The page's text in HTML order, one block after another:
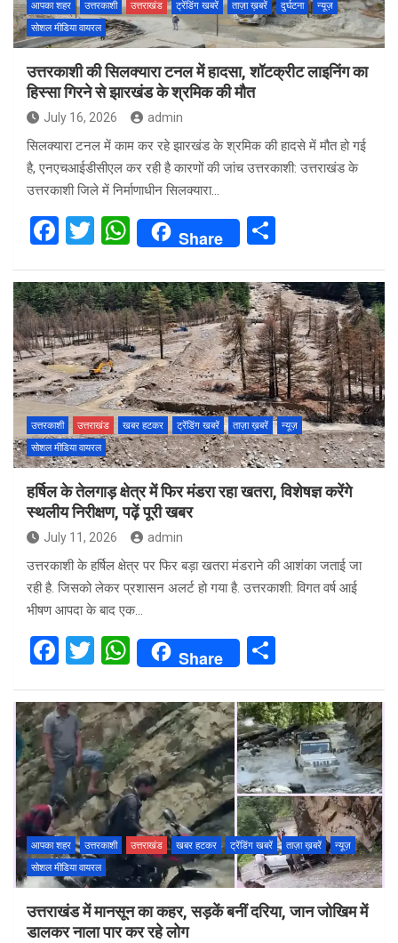
आपका शहर उत्तरकाशी उत्तराखंड ट्रेंडिंग खबरें ताज़ा ख़बरें दुर्घटना
न्यूज़
सोशल मीडिया वायरल
उत्तरकाशी की सिलक्यारा टनल में हादसा, शॉटक्रीट लाइनिंग का
हिस्सा गिरने से झारखंड के श्रमिक की मौत
July 16, 2026 admin
सिलक्यारा टनल में काम कर रहे झारखंड के श्रमिक की हादसे में मौत हो गई
है, एनएचआईडीसीएल कर रही है कारणों की जांच उत्तरकाशी: उत्तराखंड के
उत्तरकाशी जिले में निर्माणाधीन सिलक्यारा…
F
ce
b
o
o
k
T
tt
er
W
h
at
s
A
p
p
Share
ar
e
उत्तरकाशी उत्तराखंड खबर हटकर ट्रेंडिंग खबरें ताज़ा ख़बरें
न्यूज़
सोशल मीडिया वायरल
हर्षिल के तेलगाड़ क्षेत्र में फिर मंडरा रहा खतरा, विशेषज्ञ करेंगे
स्थलीय निरीक्षण, पढ़ें पूरी खबर
July 11, 2026 admin
उत्तरकाशी के हर्षिल क्षेत्र पर फिर बड़ा खतरा मंडराने की आशंका जताई जा
रही है. जिसको लेकर प्रशासन अलर्ट हो गया है. उत्तरकाशी: विगत वर्ष आई
भीषण आपदा के बाद एक…
F
ce
b
o
o
k
T
tt
er
W
h
at
s
A
p
p
Share
ar
e
आपका शहर उत्तरकाशी उत्तराखंड खबर हटकर ट्रेंडिंग खबरें ताज़ा ख़बरें
न्यूज़
सोशल मीडिया वायरल
उत्तराखंड में मानसून का कहर, सड़कें बनीं दरिया, जान जोखिम में
डालकर नाला पार कर रहे लोग